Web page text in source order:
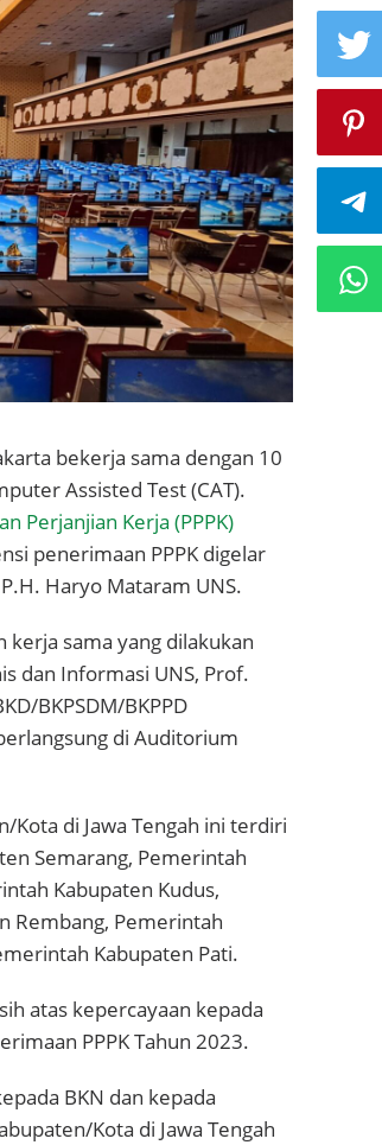
bekerja sama dengan 10
Assisted Test (CAT).
Perjanjian Kerja (PPPK)
penerimaan PPPK digelar
Haryo Mataram UNS.
kerja sama yang dilakukan
dan Informasi UNS, Prof.
BKPSDM/BKPPD
di Auditorium
Kota di Jawa Tengah ini terdiri
Semarang, Pemerintah
Kabupaten Kudus,
Rembang, Pemerintah
Kabupaten Pati.
atas kepercayaan kepada
PPPK Tahun 2023.
BKN dan kepada
Kota di Jawa Tengah